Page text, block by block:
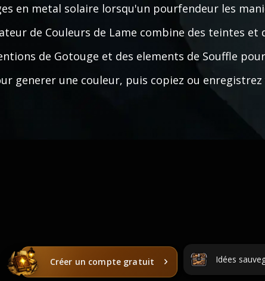
en metal solaire lorsqu'un pourfendeur les
de Couleurs de Lame combine des teintes et
de Gotouge et des elements de Souffle
generer une couleur, puis copiez ou enregistrez
Créer un compte gratuit Idées